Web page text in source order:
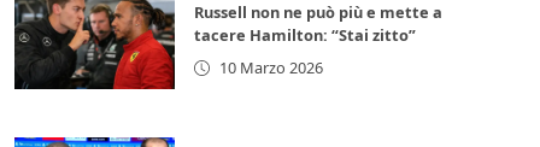
Russell non ne può più e mette a
tacere Hamilton: “Stai zitto”
10 Marzo 2026